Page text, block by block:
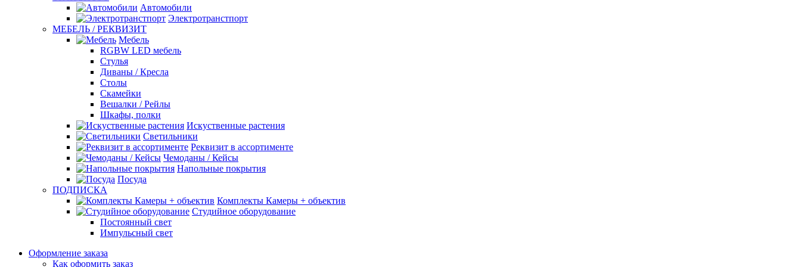
Автомобили
Электротранстпорт
МЕБЕЛЬ / РЕКВИЗИТ
Мебель
RGBW LED мебель
Стулья
Диваны / Кресла
Столы
Скамейки
Вешалки / Рейлы
Шкафы, полки
Искуственные растения
Светильники
Реквизит в ассортименте
Чемоданы / Кейсы
Напольные покрытия
Посуда
ПОДПИСКА
Комплекты Камеры + объектив
Студийное оборудование
Постоянный свет
Импульсный свет
Оформление заказа
Как оформить заказ